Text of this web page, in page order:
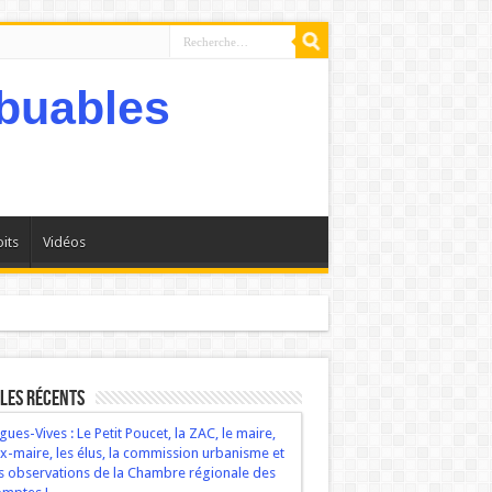
Vidéos
récents
Vives : Le Petit Poucet, la ZAC, le maire,
maire, les élus, la commission urbanisme et
observations de la Chambre régionale des